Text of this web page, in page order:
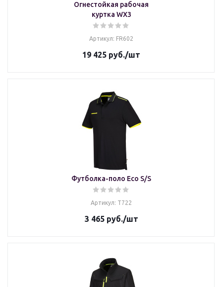
Огнестойкая рабочая
куртка WX3
Артикул: FR602
19 425 руб./шт
Футболка-поло Eco S/S
Артикул: T722
3 465руб./шт